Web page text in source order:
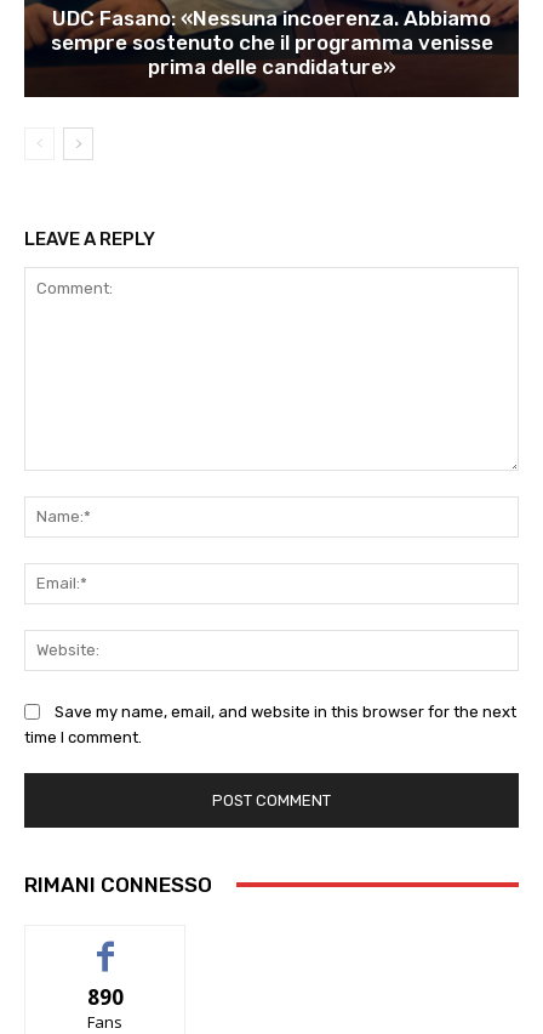
UDC Fasano: «Nessuna incoerenza. Abbiamo
sempre sostenuto che il programma venisse
prima delle candidature»
LEAVE A REPLY
Save my name, email, and website in this browser for the next
time I comment.
RIMANI CONNESSO
890
Fans